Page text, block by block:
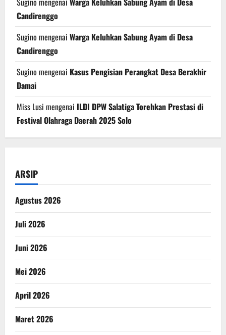
Candirenggo
Sugino mengenai Warga Keluhkan Sabung Ayam di Desa
Candirenggo
Sugino mengenai Kasus Pengisian Perangkat Desa Berakhir
Damai
Miss Lusi mengenai ILDI DPW Salatiga Torehkan Prestasi di
Festival Olahraga Daerah 2025 Solo
ARSIP
Agustus 2026
Juli 2026
Juni 2026
Mei 2026
April 2026
Maret 2026